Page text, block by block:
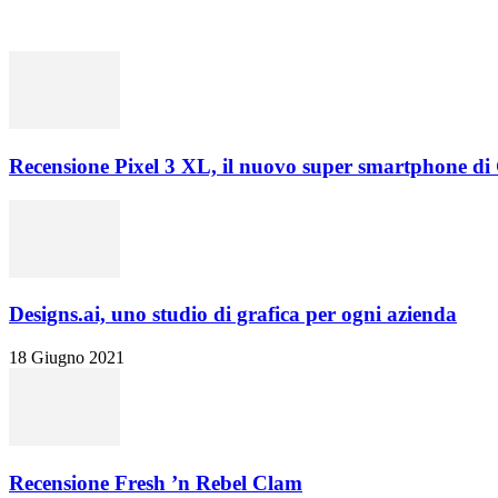
Recensione Pixel 3 XL, il nuovo super smartphone di
Designs.ai, uno studio di grafica per ogni azienda
18 Giugno 2021
Recensione Fresh ’n Rebel Clam